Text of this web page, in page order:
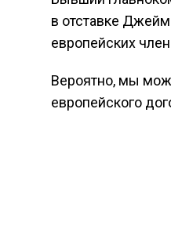
в отставке
европейских
Вероятно, мы
европейского